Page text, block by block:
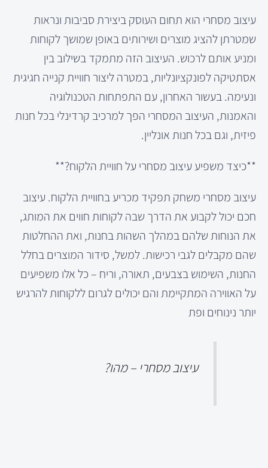
עיצוב מסחרי הוא תחום העוסק ביצירת סביבות ונראות
שמטרתן להציג מוצרים ושירותים באופן שמושך לקוחות
ומניע אותם לרכוש. העיצוב הזה מתמקד בשילוב בין
אסתטיקה לפונקציונליות, במטרה ליצור חוויית קנייה חגיגית
ונעימה. בעשור האחרון, עם התפתחות הטכנולוגיה
והאמנות, העיצוב המסחרי הפך למרכיב קרדינלי בכל חנות
פיזית, וגם בכל חנות אונליין.
**כיצד משפיע עיצוב מסחרי על חוויית הלקוח?**
עיצוב מסחרי משחק תפקיד מכריע בחוויית הלקוח. עיצוב
חכם יכול לקבוע את הדרך שבה לקוחות חווים את המותג,
את הנוחות שלהם במהלך השהות בחנות, ואת ההחלטות
שהם מקבלים לגבי רכישות. למשל, סידור המוצרים בחלל
החנות, השימוש בצבעים, תאורה, וריח – כל אלו משפיעים
על האווירה המתקיימת והם יכולים לגרום ללקוחות להרגיש
יותר נינוחים ופת
עיצוב מסחרי – מהו?